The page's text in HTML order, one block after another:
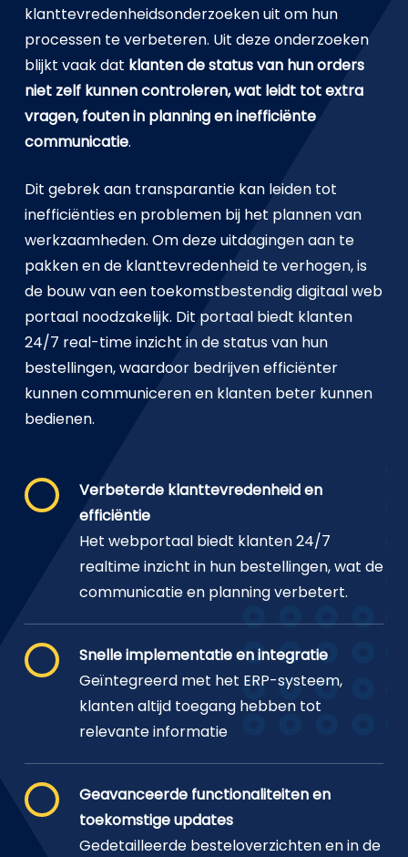
klanttevredenheidsonderzoeken uit om hun
processen te verbeteren. Uit deze onderzoeken
blijkt vaak dat klanten de status van hun orders
niet zelf kunnen controleren, wat leidt tot extra
vragen, fouten in planning en inefficiënte
communicatie.
Dit gebrek aan transparantie kan leiden tot
inefficiënties en problemen bij het plannen van
werkzaamheden. Om deze uitdagingen aan te
pakken en de klanttevredenheid te verhogen, is
de bouw van een toekomstbestendig digitaal web
portaal noodzakelijk. Dit portaal biedt klanten
24/7 real-time inzicht in de status van hun
bestellingen, waardoor bedrijven efficiënter
kunnen communiceren en klanten beter kunnen
bedienen.
Verbeterde klanttevredenheid en
efficiëntie
Het webportaal biedt klanten 24/7
realtime inzicht in hun bestellingen, wat de
communicatie en planning verbetert.
Snelle implementatie en integratie
Geïntegreerd met het ERP-systeem,
klanten altijd toegang hebben tot
relevante informatie
Geavanceerde functionaliteiten en
toekomstige updates
Gedetailleerde besteloverzichten en in de